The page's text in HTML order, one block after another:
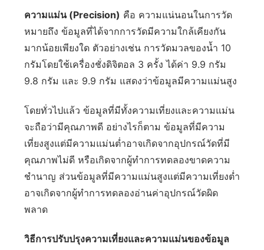
ความแม่น (Precision) คือ ความแน่นอนในการวัด
หมายถึง ข้อมูลที่ได้จากการวัดมีความใกล้เคียงกัน
มากน้อยเพียงใด ตัวอย่างเช่น การวัดมวลของน้ำ 10
กรัมโดยใช้เครื่องชั่งดิจิตอล 3 ครั้ง ได้ค่า 9.9 กรัม
9.8 กรัม และ 9.9 กรัม แสดงว่าข้อมูลมีความแม่นสูง
โดยทั่วไปแล้ว ข้อมูลที่มีทั้งความเที่ยงและความแม่น
จะถือว่ามีคุณภาพดี อย่างไรก็ตาม ข้อมูลที่มีความ
เที่ยงสูงแต่มีความแม่นต่ำอาจเกิดจากอุปกรณ์วัดที่มี
คุณภาพไม่ดี หรือเกิดจากผู้ทำการทดลองขาดความ
ชำนาญ ส่วนข้อมูลที่มีความแม่นสูงแต่มีความเที่ยงต่ำ
อาจเกิดจากผู้ทำการทดลองอ่านค่าอุปกรณ์วัดผิด
พลาด
วิธีการปรับปรุงความเที่ยงและความแม่นของข้อมูล